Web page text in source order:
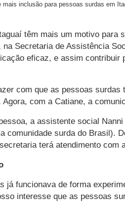
mais inclusão para pessoas surdas em
têm mais um motivo para
Secretaria de Assistência
eficaz, e assim
com que as pessoas
com a Catiane, a
a assistente social
comunidade surda do Brasil).
terá atendimento com
já funcionava de forma
interesse que as pessoas